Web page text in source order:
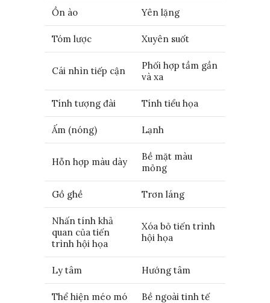
Ồn ào Yên lặng
Tóm lược Xuyên suốt
Cái nhìn tiếp cận
Phối hợp tầm gần
và xa
Tính tượng đài Tính tiểu họa
Ấm (nóng) Lạnh
Hỗn hợp màu dày
Bề mặt màu
mỏng
Gồ ghề Trơn láng
Nhấn tính khả
quan của tiến
trình hội họa
Xóa bỏ tiến trình
hội họa
Ly tâm Hướng tâm
Thể hiện méo mó Bề ngoài tinh tế